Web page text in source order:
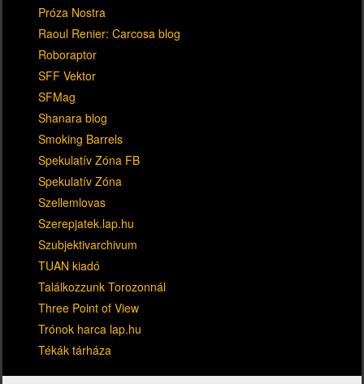
Próza Nostra
Raoul Renier: Carcosa blog
Roboraptor
SFF Vektor
SFMag
Shanara blog
Smoking Barrels
Spekulatív Zóna FB
Spekulatív Zóna
Szellemlovas
Szerepjatek.lap.hu
Szubjektivarchivum
TUAN kiadó
Találkozzunk Torozonnál
Three Point of View
Trónok harca lap.hu
Tékák tárháza